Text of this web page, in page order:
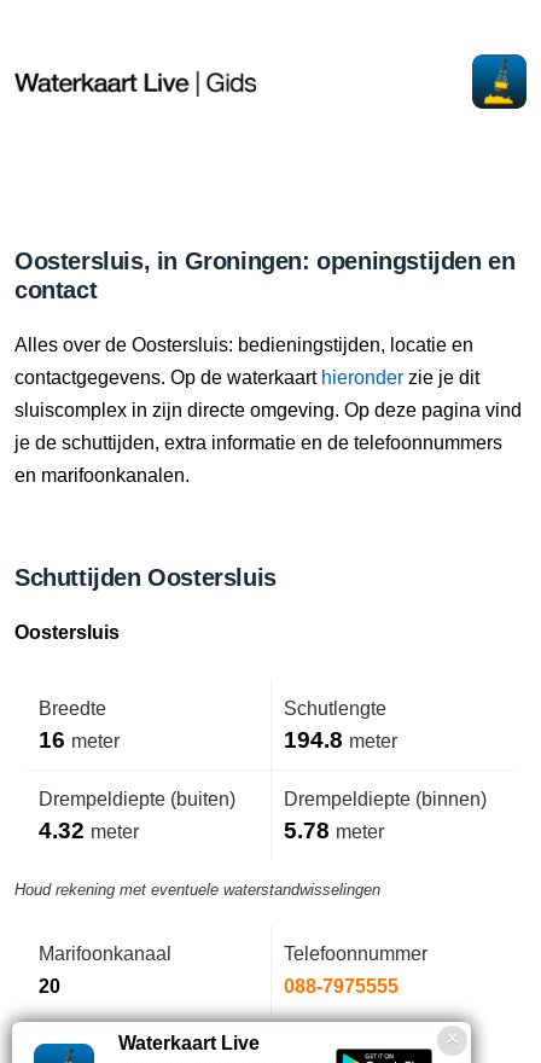
Oostersluis, in Groningen: openingstijden en
contact
Alles over de Oostersluis: bedieningstijden, locatie en
contactgegevens. Op de waterkaart hieronder zie je dit
sluiscomplex in zijn directe omgeving. Op deze pagina vind
je de schuttijden, extra informatie en de telefoonnummers
en marifoonkanalen.
Schuttijden Oostersluis
Oostersluis
Breedte
16 meter
Schutlengte
194.8 meter
Drempeldiepte (buiten)
4.32 meter
Drempeldiepte (binnen)
5.78 meter
Houd rekening met eventuele waterstandwisselingen
Marifoonkanaal
20
Telefoonnummer
088-7975555
Waterkaart Live